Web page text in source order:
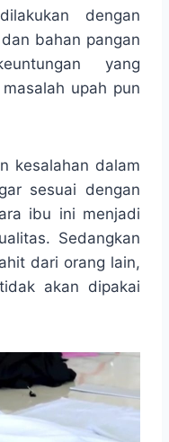
dengan
bahan pangan
yang
upah pun
kesalahan dalam
sesuai dengan
ibu ini menjadi
Sedangkan
dari orang lain,
akan dipakai